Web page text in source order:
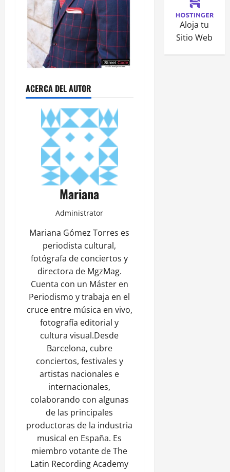
ACERCA DEL AUTOR
Mariana
Administrator
Mariana Gómez Torres es
periodista cultural,
fotógrafa de conciertos y
directora de MgzMag.
Cuenta con un Máster en
Periodismo y trabaja en el
cruce entre música en vivo,
fotografía editorial y
cultura visual.Desde
Barcelona, cubre
conciertos, festivales y
artistas nacionales e
internacionales,
colaborando con algunas
de las principales
productoras de la industria
musical en España. Es
miembro votante de The
Latin Recording Academy
Aloja tu
Sitio Web